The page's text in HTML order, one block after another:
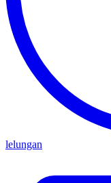
lelungan